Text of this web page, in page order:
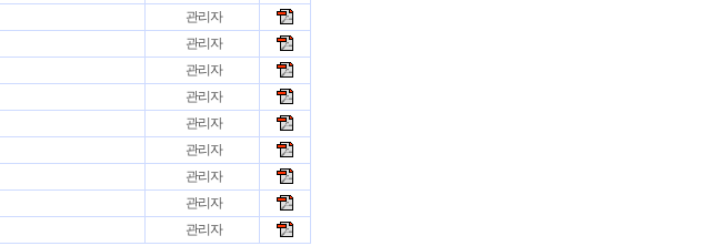
관리자
관리자
관리자
관리자
관리자
관리자
관리자
관리자
관리자